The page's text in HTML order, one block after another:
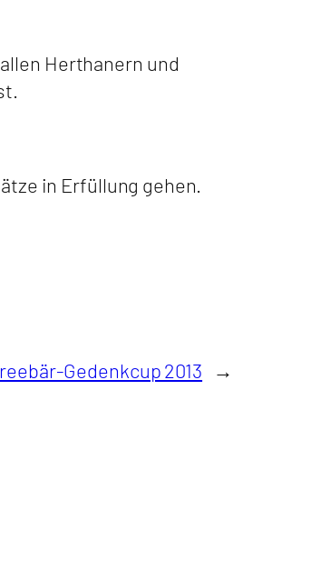
Herthanern und
in Erfüllung gehen.
Gedenkcup 2013 →